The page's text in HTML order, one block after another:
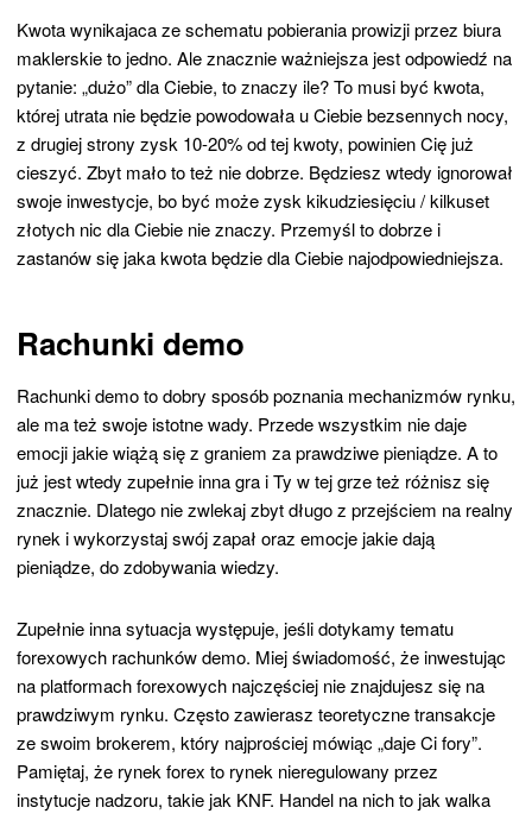
Kwota wynikajaca ze schematu pobierania prowizji przez biura
maklerskie to jedno. Ale znacznie ważniejsza jest odpowiedź na
pytanie: „dużo” dla Ciebie, to znaczy ile? To musi być kwota,
której utrata nie będzie powodowała u Ciebie bezsennych nocy,
z drugiej strony zysk 10-20% od tej kwoty, powinien Cię już
cieszyć. Zbyt mało to też nie dobrze. Będziesz wtedy ignorował
swoje inwestycje, bo być może zysk kikudziesięciu / kilkuset
złotych nic dla Ciebie nie znaczy. Przemyśl to dobrze i
zastanów się jaka kwota będzie dla Ciebie najodpowiedniejsza.
Rachunki demo
Rachunki demo to dobry sposób poznania mechanizmów rynku,
ale ma też swoje istotne wady. Przede wszystkim nie daje
emocji jakie wiążą się z graniem za prawdziwe pieniądze. A to
już jest wtedy zupełnie inna gra i Ty w tej grze też różnisz się
znacznie. Dlatego nie zwlekaj zbyt długo z przejściem na realny
rynek i wykorzystaj swój zapał oraz emocje jakie dają
pieniądze, do zdobywania wiedzy.
Zupełnie inna sytuacja występuje, jeśli dotykamy tematu
forexowych rachunków demo. Miej świadomość, że inwestując
na platformach forexowych najczęściej nie znajdujesz się na
prawdziwym rynku. Często zawierasz teoretyczne transakcje
ze swoim brokerem, który najprościej mówiąc „daje Ci fory”.
Pamiętaj, że rynek forex to rynek nieregulowany przez
instytucje nadzoru, takie jak KNF. Handel na nich to jak walka